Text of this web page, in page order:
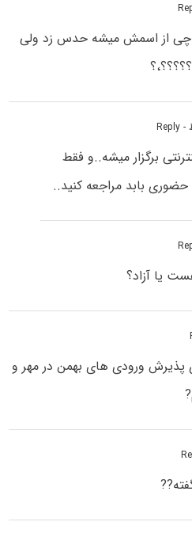
چی از اسمش میشه حدس زد ولی
- Reply
برگزار میشه..و فقط
بابد مراجعه کنید..
یا آزاد؟
پذیرش ورودی های بهمن در مهر و